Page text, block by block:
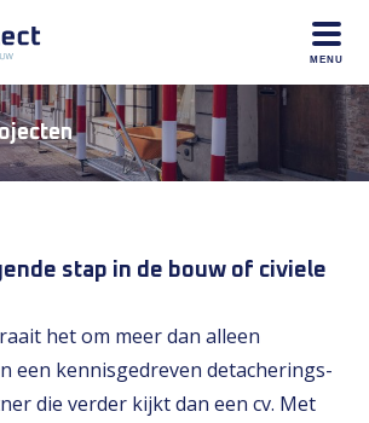
MENU
stap in de bouw of civiele
het om meer dan alleen
een kennisgedreven detacherings-
die verder kijkt dan een cv. Met